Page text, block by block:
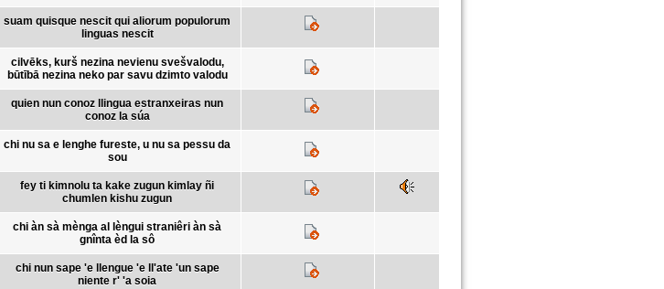
suam quisque nescit qui aliorum populorum
linguas nescit
cilvēks, kurš nezina nevienu svešvalodu,
būtībā nezina neko par savu dzimto valodu
quien nun conoz llingua estranxeiras nun
conoz la súa
chi nu sa e lenghe fureste, u nu sa pessu da
sou
fey ti kimnolu ta kake zugun kimlay ñi
chumlen kishu zugun
chi àn sà mènga al lèngui straniêri àn sà
gnînta èd la sô
chi nun sape 'e llengue 'e ll'ate 'un sape
niente r' 'a soia